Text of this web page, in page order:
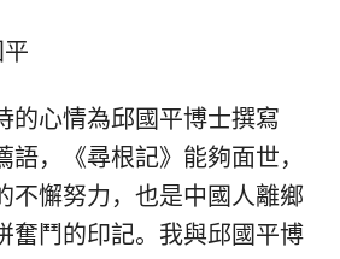
的心情為邱國平博士撰寫
語，《尋根記》能夠面世，
不懈努力，也是中國人離鄉
奮鬥的印記。我與邱國平博